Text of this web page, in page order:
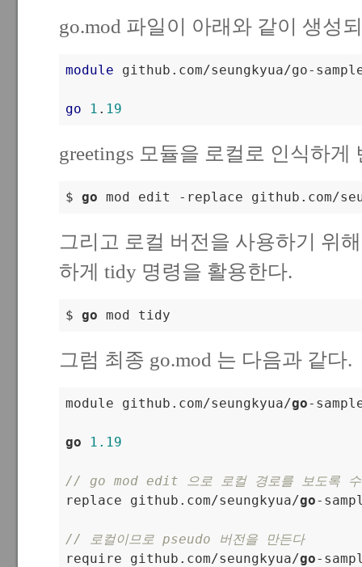
go.mod 파일이 아래와 같이 생성
module github.com/seungkyua/go-
go 1 . 19
greetings 모듈을 로컬로 인식하게
$ go mod edit -replace github.com/
그리고 로컬 버전을 사용하기 위
하게 tidy 명령을 활용한다.
$ go
그럼 최종 go.mod 는 다음과 같다.
module github.com/seungkyua/go-
go 1.19
// go mod edit 으로 로컬 경로를 보도록 수
replace github.com/seungkyua/go-
// 로컬이므로 pseudo 버전을 만든다
require github.com/seungkyua/go-